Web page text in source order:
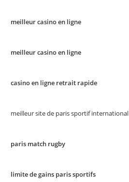
meilleur casino en ligne
meilleur casino en ligne
casino en ligne retrait rapide
meilleur site de paris sportif international
paris match rugby
limite de gains paris sportifs